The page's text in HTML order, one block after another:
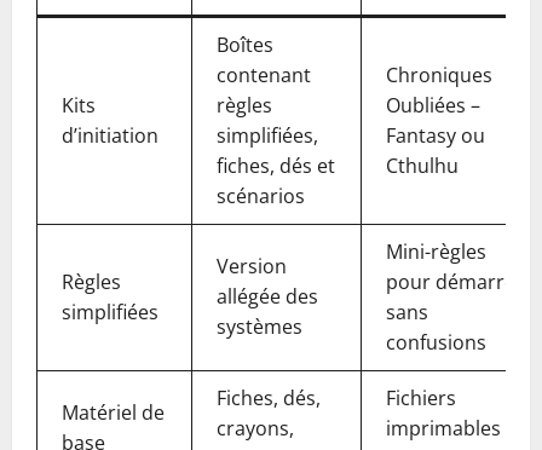
Kits
d’initiation
Boîtes
contenant
règles
simplifiées,
fiches, dés et
scénarios
Chroniques
Oubliées –
Fantasy ou
Cthulhu
Règles
simplifiées
Version
allégée des
systèmes
Mini-règles
pour démarrer
sans
confusions
Matériel de
base
Fiches, dés,
crayons,
Fichiers
imprimables +